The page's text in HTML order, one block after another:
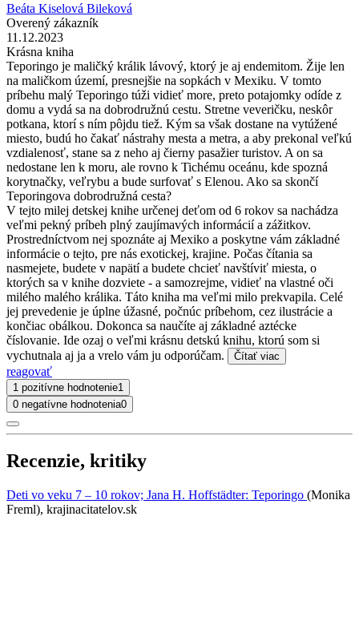
Beáta Kiselová Bileková
Overený zákazník
11.12.2023
Krásna kniha
Teporingo je maličký králik lávový, ktorý je aj endemitom. Žije len
na maličkom území, presnejšie na sopkách v Mexiku. V tomto
príbehu malý Teporingo túži vidieť more, preto potajomky odíde z
domu a vydá sa na dobrodružnú cestu. Stretne veveričku, neskôr
potkana, ktorí s ním pôjdu tiež. Kým sa však dostane na vytúžené
miesto, budú ho čakať nástrahy mesta a metra, a aby prekonal veľkú
vzdialenosť, stane sa z neho aj čierny pasažier turistov. A on sa
nedostane len k moru, ale rovno k Tichému oceánu, kde spozná
korytnačky, veľrybu a bude surfovať s Elenou. Ako sa skončí
Teporingova dobrodružná cesta?
V tejto milej detskej knihe určenej deťom od 6 rokov sa nachádza
veľmi pekný príbeh plný zaujímavých informácií a zážitkov.
Prostredníctvom nej spoznáte aj Mexiko a poskytne vám základné
informácie o tejto, pre nás exotickej, krajine. Počas čítania sa
nasmejete, budete v napätí a budete chcieť navštíviť miesta, o
ktorých sa v knihe dozviete - a samozrejme, vidieť na vlastné oči
milého malého králika. Táto kniha ma veľmi milo prekvapila. Celé
jej prevedenie je úplne úžasné, počnúc príbehom, cez ilustrácie a
končiac obálkou. Dokonca sa naučíte aj základné aztécke
číslovanie. Ide ozaj o veľmi krásnu detskú knihu, ktorú som si
vychutnala aj ja a vrelo vám ju odporúčam.
Čítať viac
reagovať
1 pozitívne hodnotenie1
0 negatívne hodnotenia0
Recenzie, kritiky
Deti vo veku 7 – 10 rokov; Jana H. Hoffstädter: Teporingo (Monika
Freml), krajinacitatelov.sk